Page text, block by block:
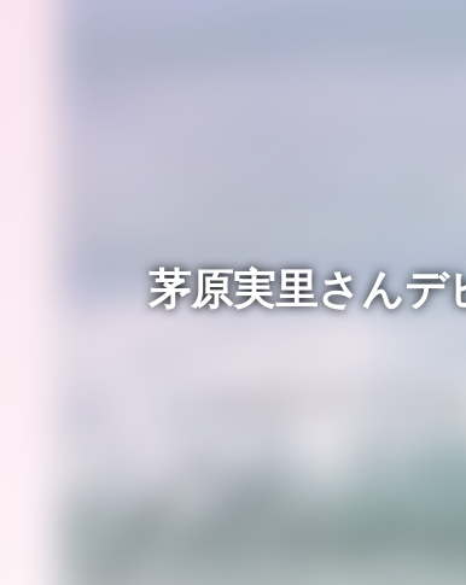
茅原実里さんデ